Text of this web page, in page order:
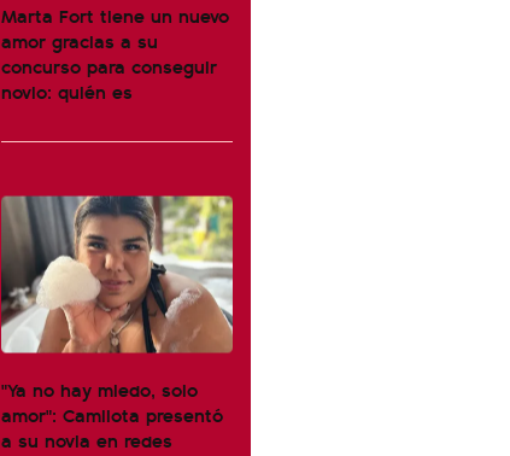
Marta Fort tiene un nuevo
amor gracias a su
concurso para conseguir
novio: quién es
"Ya no hay miedo, solo
amor": Camilota presentó
a su novia en redes